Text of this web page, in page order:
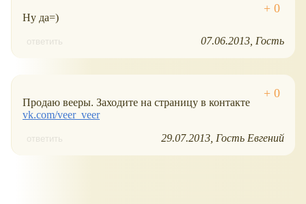
Ну да=)
ответить 07.06.2013 Гость
Продаю вееры. Заходите на страницу в контакте
vk.com/veer_veer
ответить 29.07.2013 Гость Евгений